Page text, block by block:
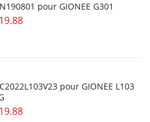
pour GIONEE G301
pour GIONEE L103